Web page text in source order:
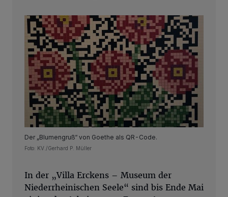
Der „Blumengruß“ von Goethe als QR-Code.
Foto: KV./Gerhard P. Müller
In der „Villa Erckens – Museum der
Niederrheinischen Seele“ sind bis Ende Mai